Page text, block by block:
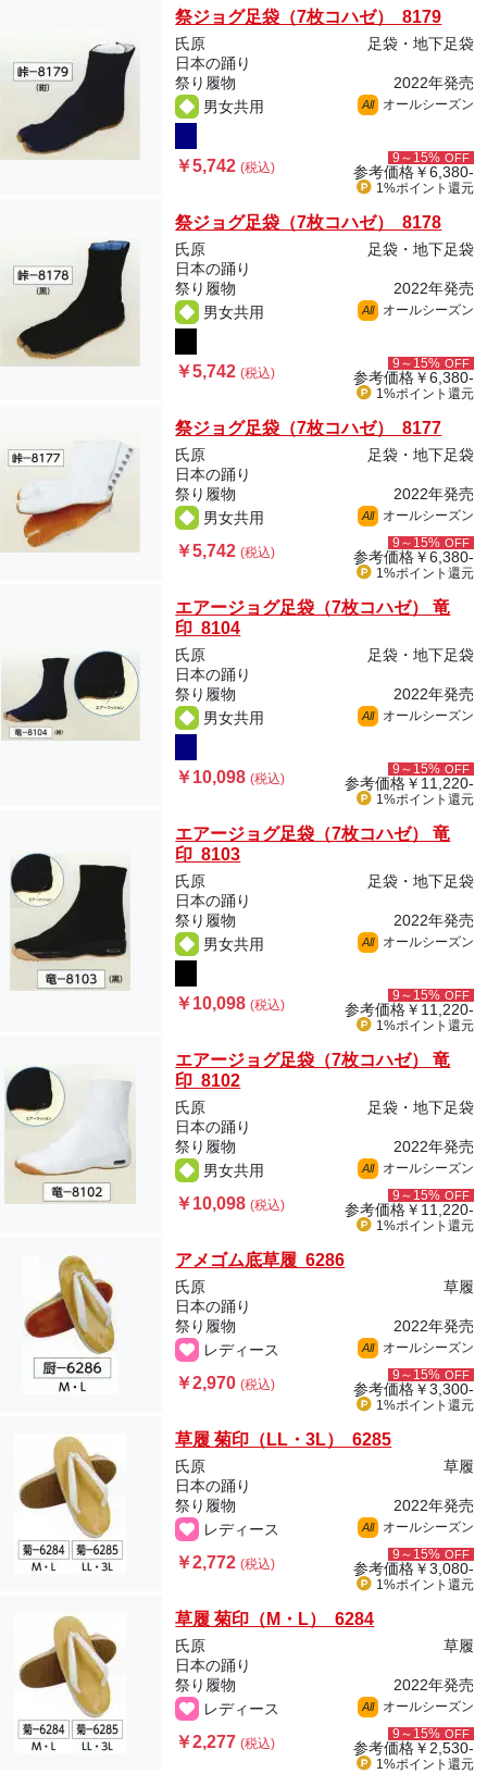
祭ジョグ足袋（7枚コハゼ） 8179
氏原
足袋・地下足袋
日本の踊り
祭り履物
2022年発売
男女共用
All オールシーズン
￥5,742(税込)
9～15% OFF
参考価格￥6,380-
1%ポイント 還元
祭ジョグ足袋（7枚コハゼ） 8178
氏原
足袋・地下足袋
日本の踊り
祭り履物
2022年発売
男女共用
All オールシーズン
￥5,742(税込)
9～15% OFF
参考価格￥6,380-
1%ポイント 還元
祭ジョグ足袋（7枚コハゼ） 8177
氏原
足袋・地下足袋
日本の踊り
祭り履物
2022年発売
男女共用
All オールシーズン
￥5,742(税込)
9～15% OFF
参考価格￥6,380-
1%ポイント 還元
エアージョグ足袋（7枚コハゼ） 竜
印 8104
氏原
足袋・地下足袋
日本の踊り
祭り履物
2022年発売
男女共用
All オールシーズン
￥10,098(税込)
9～15% OFF
参考価格￥11,220-
1%ポイント 還元
エアージョグ足袋（7枚コハゼ） 竜
印 8103
氏原
足袋・地下足袋
日本の踊り
祭り履物
2022年発売
男女共用
All オールシーズン
￥10,098(税込)
9～15% OFF
参考価格￥11,220-
1%ポイント 還元
エアージョグ足袋（7枚コハゼ） 竜
印 8102
氏原
足袋・地下足袋
日本の踊り
祭り履物
2022年発売
男女共用
All オールシーズン
￥10,098(税込)
9～15% OFF
参考価格￥11,220-
1%ポイント 還元
アメゴム底草履 6286
氏原
草履
日本の踊り
祭り履物
2022年発売
レディース
All オールシーズン
￥2,970(税込)
9～15% OFF
参考価格￥3,300-
1%ポイント 還元
草履 菊印（LL・3L） 6285
氏原
草履
日本の踊り
祭り履物
2022年発売
レディース
All オールシーズン
￥2,772(税込)
9～15% OFF
参考価格￥3,080-
1%ポイント 還元
草履 菊印（M・L） 6284
氏原
草履
日本の踊り
祭り履物
2022年発売
レディース
All オールシーズン
￥2,277(税込)
9～15% OFF
参考価格￥2,530-
1%ポイント 還元